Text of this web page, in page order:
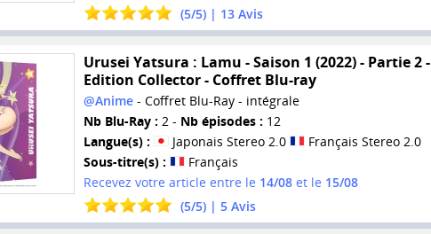
(5/5) | 13Avis
Urusei Yatsura : Lamu - Saison 1 (2022) - Partie 2 -
Edition Collector - Coffret Blu-ray
@Anime- Coffret Blu-Ray - intégrale
Nb Blu-Ray : 2 - Nb épisodes : 12
Langue(s) :
Japonais Stereo 2.0
Français Stereo 2.0
Sous-titre(s) :
Français
Recevez votre article entre le 14/08et le 15/08
(5/5) | 5Avis